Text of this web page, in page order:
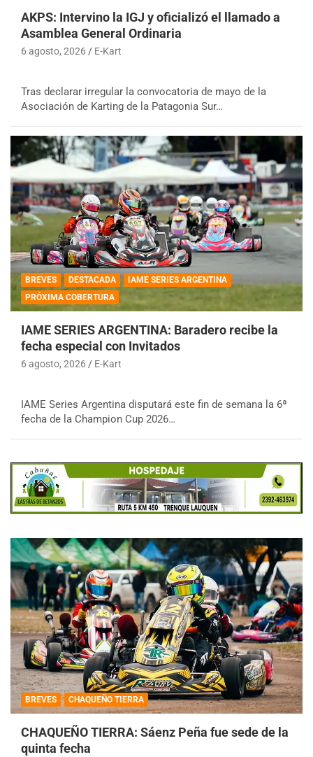
AKPS: Intervino la IGJ y oficializó el llamado a
Asamblea General Ordinaria
6 agosto, 2026 E-Kart
Tras declarar irregular la convocatoria de mayo de la
Asociación de Karting de la Patagonia Sur…
BREVES DESTACADA
IAME SERIES ARGENTINA
PRÓXIMA COBERTURA
IAME SERIES ARGENTINA: Baradero recibe la
fecha especial con Invitados
6 agosto, 2026 E-Kart
IAME Series Argentina disputará este fin de semana la 6ª
fecha de la Champion Cup 2026…
BREVES CHAQUEÑO TIERRA
CHAQUEÑO TIERRA: Sáenz Peña fue sede de la
quinta fecha